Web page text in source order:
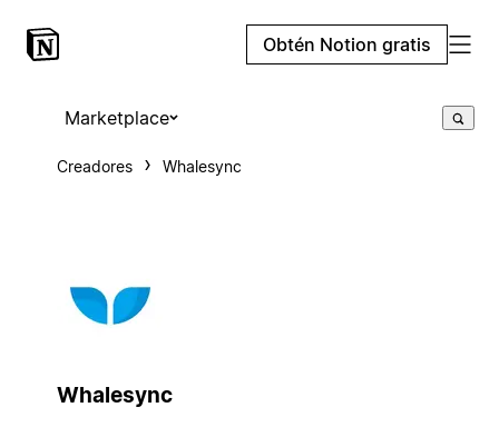
Obtén Notion gratis
Marketplace
Creadores Whalesync
Whalesync